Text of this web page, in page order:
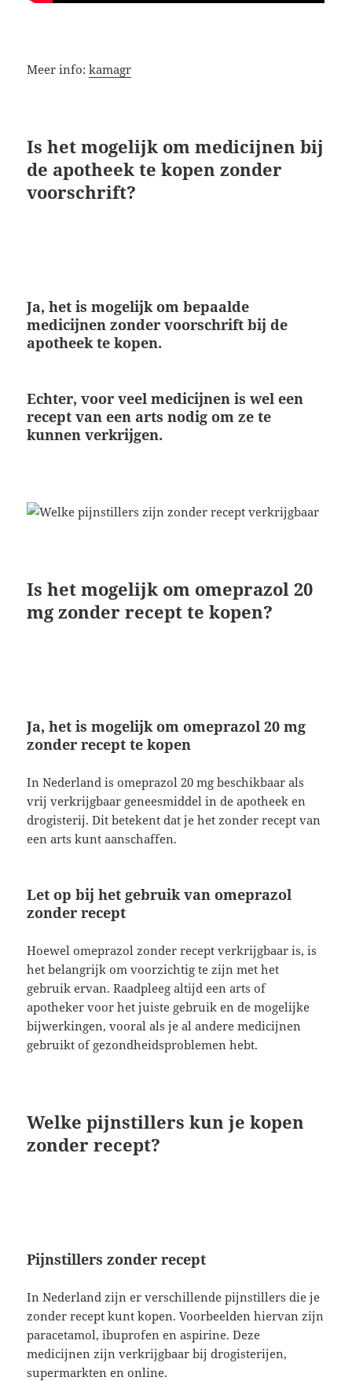
Meer info:kamagr
Is het mogelijk om medicijnen bij
de apotheek te kopen zonder
voorschrift?
Ja, het is mogelijk om bepaalde
medicijnen zonder voorschrift bij de
apotheek te kopen.
Echter, voor veel medicijnen is wel een
recept van een arts nodig om ze te
kunnen verkrijgen.
Is het mogelijk om omeprazol 20
mg zonder recept te kopen?
Ja, het is mogelijk om omeprazol 20 mg
zonder recept te kopen
In Nederland is omeprazol 20 mg beschikbaar als
vrij verkrijgbaar geneesmiddel in de apotheek en
drogisterij. Dit betekent dat je het zonder recept van
een arts kunt aanschaffen.
Let op bij het gebruik van omeprazol
zonder recept
Hoewel omeprazol zonder recept verkrijgbaar is, is
het belangrijk om voorzichtig te zijn met het
gebruik ervan. Raadpleeg altijd een arts of
apotheker voor het juiste gebruik en de mogelijke
bijwerkingen, vooral als je al andere medicijnen
gebruikt of gezondheidsproblemen hebt.
Welke pijnstillers kun je kopen
zonder recept?
Pijnstillers zonder recept
In Nederland zijn er verschillende pijnstillers die je
zonder recept kunt kopen. Voorbeelden hiervan zijn
paracetamol, ibuprofen en aspirine. Deze
medicijnen zijn verkrijgbaar bij drogisterijen,
supermarkten en online.